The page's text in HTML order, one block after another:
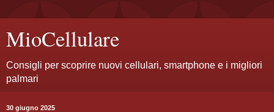
MioCellulare
Consigli per scoprire nuovi cellulari, smartphone e i migliori
palmari
30 giugno 2025